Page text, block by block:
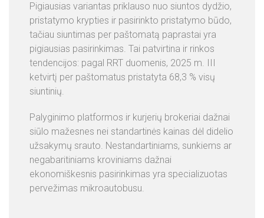
Pigiausias variantas priklauso nuo siuntos dydžio,
pristatymo krypties ir pasirinkto pristatymo būdo,
tačiau siuntimas per paštomatą paprastai yra
pigiausias pasirinkimas. Tai patvirtina ir rinkos
tendencijos: pagal RRT duomenis, 2025 m. III
ketvirtį per paštomatus pristatyta 68,3 % visų
siuntinių.
Palyginimo platformos ir kurjerių brokeriai dažnai
siūlo mažesnes nei standartinės kainas dėl didelio
užsakymų srauto. Nestandartiniams, sunkiems ar
negabaritiniams kroviniams dažnai
ekonomiškesnis pasirinkimas yra specializuotas
pervežimas mikroautobusu.